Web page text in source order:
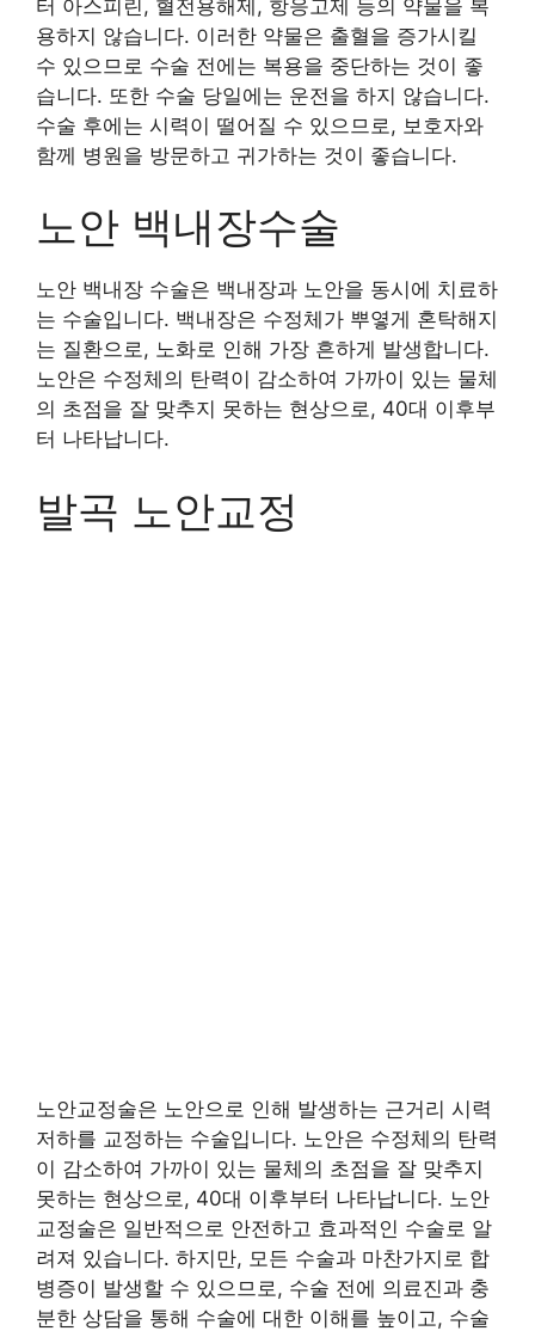
터 아스피린, 혈전용해제, 항응고제 등의 약물을 복
용하지 않습니다. 이러한 약물은 출혈을 증가시킬
수 있으므로 수술 전에는 복용을 중단하는 것이 좋
습니다. 또한 수술 당일에는 운전을 하지 않습니다.
수술 후에는 시력이 떨어질 수 있으므로, 보호자와
함께 병원을 방문하고 귀가하는 것이 좋습니다.
노안 백내장수술
노안 백내장 수술은 백내장과 노안을 동시에 치료하
는 수술입니다. 백내장은 수정체가 뿌옇게 혼탁해지
는 질환으로, 노화로 인해 가장 흔하게 발생합니다.
노안은 수정체의 탄력이 감소하여 가까이 있는 물체
의 초점을 잘 맞추지 못하는 현상으로, 40대 이후부
터 나타납니다.
발곡 노안교정
노안교정술은 노안으로 인해 발생하는 근거리 시력
저하를 교정하는 수술입니다. 노안은 수정체의 탄력
이 감소하여 가까이 있는 물체의 초점을 잘 맞추지
못하는 현상으로, 40대 이후부터 나타납니다. 노안
교정술은 일반적으로 안전하고 효과적인 수술로 알
려져 있습니다. 하지만, 모든 수술과 마찬가지로 합
병증이 발생할 수 있으므로, 수술 전에 의료진과 충
분한 상담을 통해 수술에 대한 이해를 높이고, 수술